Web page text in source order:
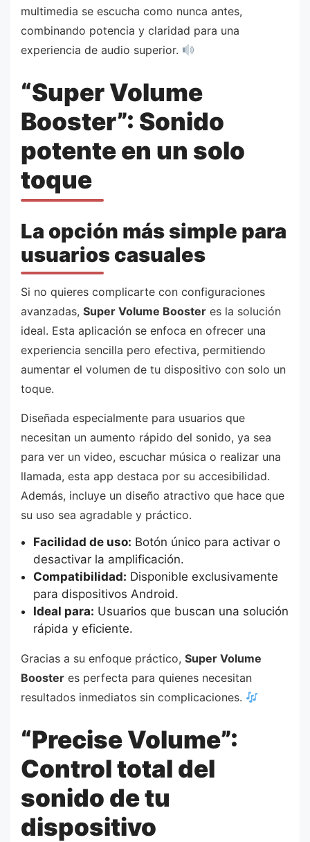
multimedia se escucha como nunca antes,
combinando potencia y claridad para una
experiencia de audio superior.
“Super Volume
Booster”: Sonido
potente en un solo
toque
La opción más simple para
usuarios casuales
Si no quieres complicarte con configuraciones
avanzadas, Super Volume Booster es la solución
ideal. Esta aplicación se enfoca en ofrecer una
experiencia sencilla pero efectiva, permitiendo
aumentar el volumen de tu dispositivo con solo un
toque.
Diseñada especialmente para usuarios que
necesitan un aumento rápido del sonido, ya sea
para ver un video, escuchar música o realizar una
llamada, esta app destaca por su accesibilidad.
Además, incluye un diseño atractivo que hace que
su uso sea agradable y práctico.
Facilidad de uso: Botón único para activar o
desactivar la amplificación.
Compatibilidad: Disponible exclusivamente
para dispositivos Android.
Ideal para: Usuarios que buscan una solución
rápida y eficiente.
Gracias a su enfoque práctico, Super Volume
Booster es perfecta para quienes necesitan
resultados inmediatos sin complicaciones.
“Precise Volume”:
Control total del
sonido de tu
dispositivo